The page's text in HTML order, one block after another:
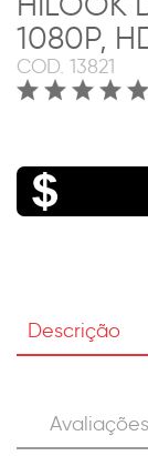
1080P,
COD. 13821
Descrição